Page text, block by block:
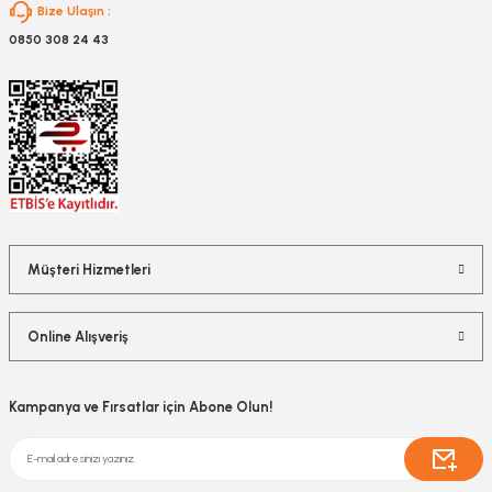
Bize Ulaşın :
0850 308 24 43
Müşteri Hizmetleri
Online Alışveriş
Kampanya ve Fırsatlar için Abone Olun!